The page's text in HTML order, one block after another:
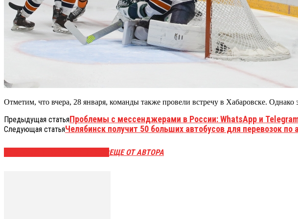
Отметим, что вчера, 28 января, команды также провели встречу в Хабаровске.
Предыдущая статьяПроблемы с мессенджерами в России: WhatsApp и
Следующая статьяЧелябинск получит 50 больших автобусов для перевозок по
ЕЩЕ ОТ АВТОРА